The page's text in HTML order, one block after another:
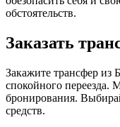
обстоятельств.
Заказать
Закажите трансфер из
спокойного переезда.
бронирования.
средств.